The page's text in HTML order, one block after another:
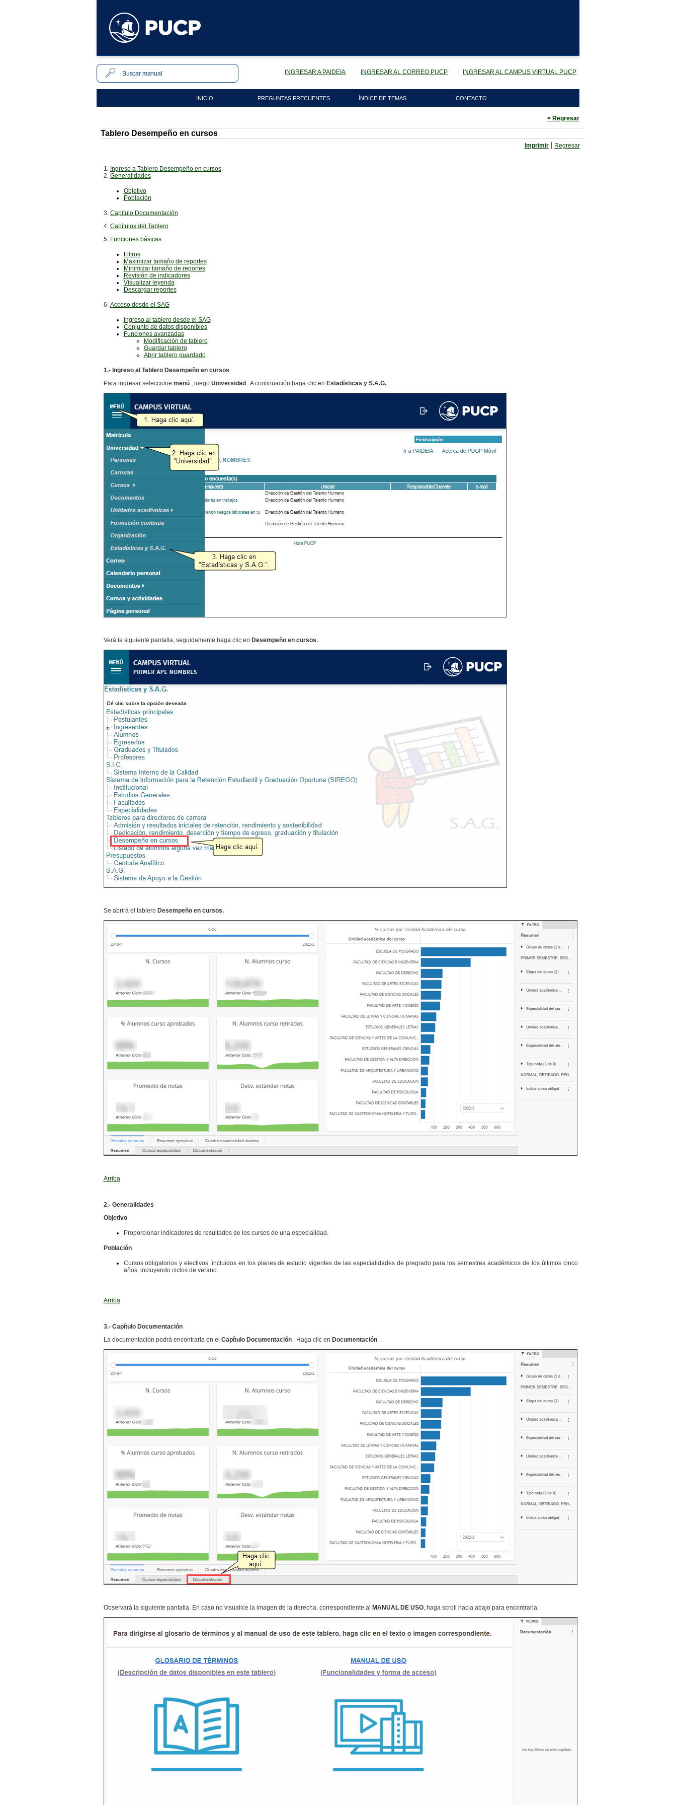
INGRESAR A PAIDEIA INGRESAR AL CORREO PUCP INGRESAR AL CAMPUS VIRTUAL PUCP
INICIO PREGUNTAS FRECUENTES ÍNDICE DE TEMAS CONTACTO
< Regresar
Tablero Desempeño en cursos
Imprimir| Regresar
1. Ingreso a Tablero Desempeño en cursos
2. Generalidades
Objetivo
Población
3. Capítulo Documentación
4. Capítulos del Tablero
5. Funciones básicas
Filtros
Maximizar tamaño de reportes
Minimizar tamaño de reportes
Revisión de indicadores
Visualizar leyenda
Descargar reportes
6. Acceso desde el SAG
Ingreso al tablero desde el SAG
Conjunto de datos disponibles
Funciones avanzadas
Modificación de tablero
Guardar tablero
Abrir tablero guardado
1.- Ingreso al Tablero Desempeño en cursos
Para ingresar seleccione menú, luego Universidad . A continuación haga clic en Estadísticas y S.A.G.
Verá la siguiente pantalla, seguidamente haga clic en Desempeño en cursos.
Se abrirá el tablero Desempeño en cursos.
Arriba
2.- Generalidades
Objetivo
Proporcionar indicadores de resultados de los cursos de una especialidad.
Población
Cursos obligatorios y electivos, incluidos en los planes de estudio vigentes de las especialidades de pregrado para los semestres académicos de los últimos cinco
años, incluyendo ciclos de verano.
Arriba
3.- Capítulo Documentación
La documentación podrá encontrarla en el Capítulo Documentación . Haga clic en Documentación.
Observará la siguiente pantalla. En caso no visualice la imagen de la derecha, correspondiente al MANUAL DE USO, haga scroll hacia abajo para encontrarla.